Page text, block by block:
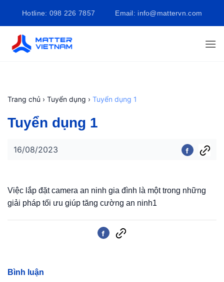
dung
Email: info@mattervn.com
Hotline: 098 226 7857
Trang chủ › Tuyển dụng › Tuyển dụng 1
Tuyển dụng 1
16/08/2023
Việc lắp đặt camera an ninh gia đình là một trong những
giải pháp tối ưu giúp tăng cường an ninh1
Bình luận